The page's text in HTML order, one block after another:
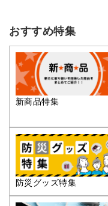
おすすめ特集
新商品特集
防災グッズ特集